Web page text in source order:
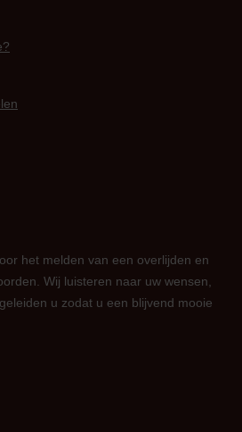
het melden van een overlijden en
Wij luisteren naar uw wensen,
u zodat u een blijvend mooie